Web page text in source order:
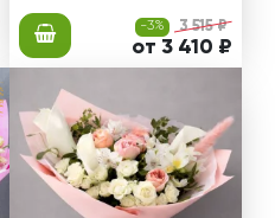
-3% 3 515 ₽
от 3 410 ₽